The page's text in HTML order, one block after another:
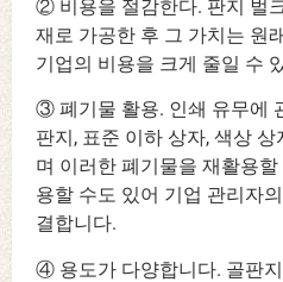
② 비용을 절감한다. 판지 벌
재로 가공한 후 그 가치는 원
기업의 비용을 크게 줄일 수
③ 폐기물 활용. 인쇄 유무에
판지, 표준 이하 상자, 색상
며 이러한 폐기물을 재활용
용할 수도 있어 기업 관리자
결합니다.
④ 용도가 다양합니다. 골판